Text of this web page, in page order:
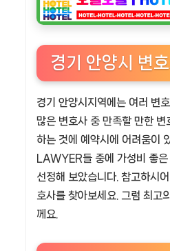
경기 안양시 변
경기 안양시지역에는 여러 변
많은 변호사 중 만족할 만한
하는 것에 예약시에 어려움이
LAWYER들 중에 가성비 좋
선정해 보았습니다. 참고하시
호사를 찾아보세요. 그럼 최고
께요.